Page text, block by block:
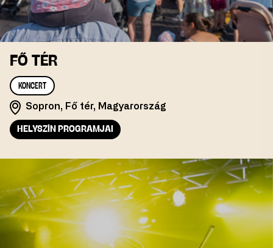
FŐ TÉR
KONCERT
Sopron, Fő tér, Magyarország
HELYSZÍN PROGRAMJAI